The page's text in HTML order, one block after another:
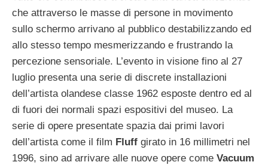
che attraverso le masse di persone in movimento
sullo schermo arrivano al pubblico destabilizzando ed
allo stesso tempo mesmerizzando e frustrando la
percezione sensoriale. L’evento in visione fino al 27
luglio presenta una serie di discrete installazioni
dell’artista olandese classe 1962 esposte dentro ed al
di fuori dei normali spazi espositivi del museo. La
serie di opere presentate spazia dai primi lavori
dell’artista come il film Fluff girato in 16 millimetri nel
1996, sino ad arrivare alle nuove opere come Vacuum